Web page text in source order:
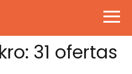
31 ofertas